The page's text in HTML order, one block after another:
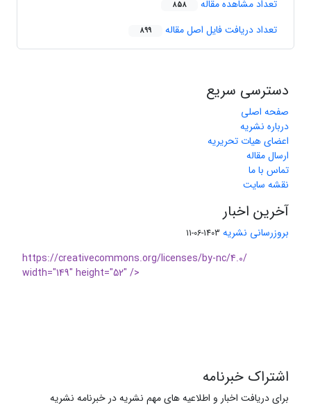
تعداد مشاهده مقاله 858
تعداد دریافت فایل اصل مقاله 899
دسترسی سریع
صفحه اصلی
درباره نشریه
اعضای هیات تحریریه
ارسال مقاله
تماس با ما
نقشه سایت
آخرین اخبار
بروزرسانی نشریه 1403-06-11
https://creativecommons.org/licenses/by-nc/4.0/
width="149" height="52" />
اشتراک خبرنامه
برای دریافت اخبار و اطلاعیه های مهم نشریه در خبرنامه نشریه